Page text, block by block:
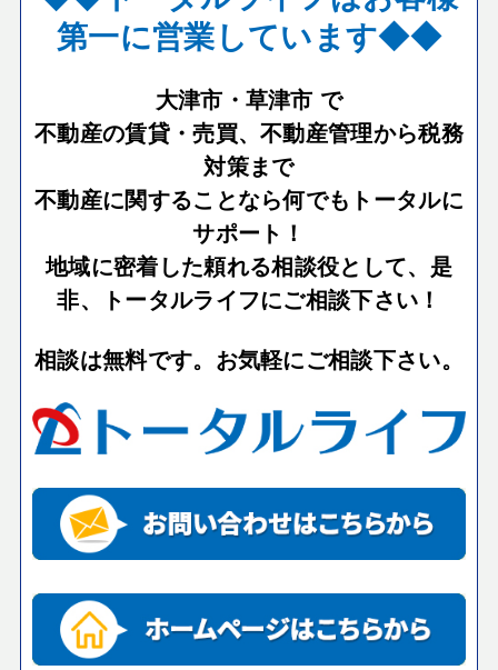
第一に営業しています◆◆
大津市・草津市 で
不動産の賃貸・売買、不動産管理から税務
対策まで
不動産に関することなら何でもトータルに
サポート！
地域に密着した頼れる相談役として、是
非、トータルライフにご相談下さい！
相談は無料です。お気軽にご相談下さい。